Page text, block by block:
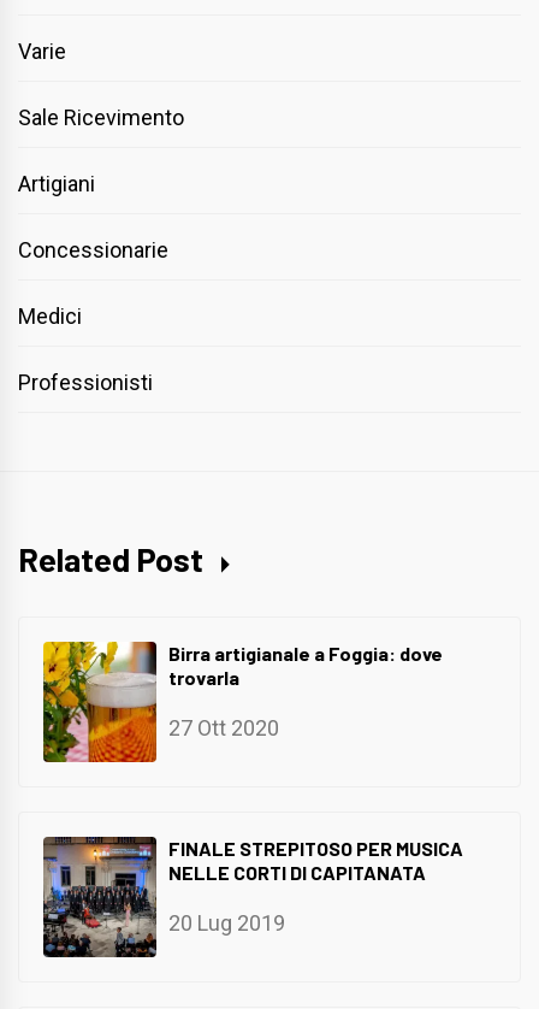
Varie
Sale Ricevimento
Artigiani
Concessionarie
Medici
Professionisti
Related Post
Birra artigianale a Foggia: dove
trovarla
27 Ott 2020
FINALE STREPITOSO PER MUSICA
NELLE CORTI DI CAPITANATA
20 Lug 2019